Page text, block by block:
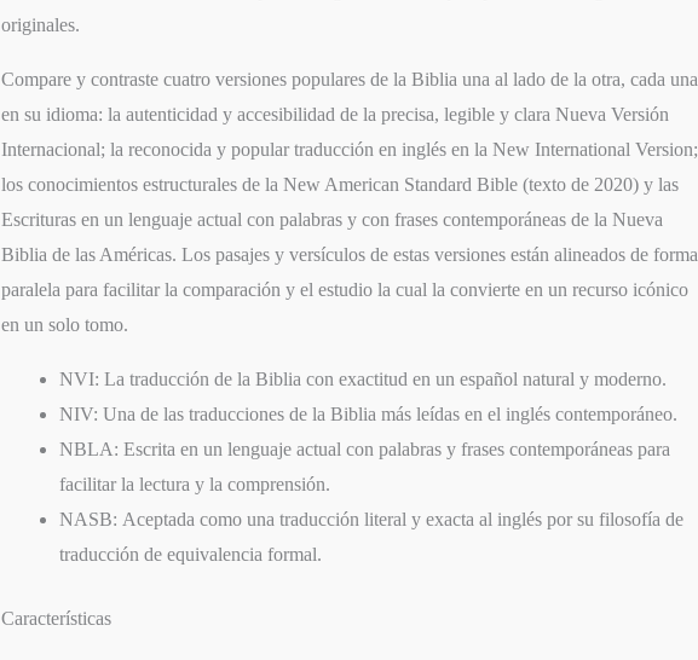
originales.
Compare y contraste cuatro versiones populares de la Biblia una al lado de la otra, cada una
en su idioma: la autenticidad y accesibilidad de la precisa, legible y claraNueva Versión
Internacional; la reconocida y popular traducción en inglés en laNew International Version;
los conocimientos estructurales de laNew American Standard Bible (texto de 2020) y las
Escrituras en un lenguaje actual con palabras y con frases contemporáneas de laNueva
Biblia de las Américas. Los pasajes y versículos de estas versiones están alineados de forma
paralela para facilitar la comparación y el estudio la cual la convierte en un recurso icónico
en un solo tomo.
NVI:La traducción de la Biblia con exactitud en un español natural y moderno.
NIV:Una de las traducciones de la Biblia más leídas en el inglés contemporáneo.
NBLA:Escrita en un lenguaje actual con palabras y frases contemporáneas para
facilitar la lectura y la comprensión.
NASB: Aceptada como una traducción literal y exacta al inglés por su filosofía de
traducción de equivalencia formal.
Características